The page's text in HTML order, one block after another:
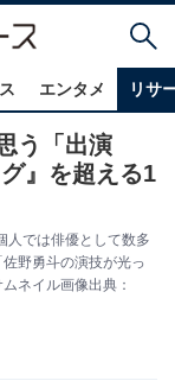
エンタメ リサ
う「出演
』を超える1
人では俳優として数多
野勇斗の演技が光っ
ネイル画像出典：